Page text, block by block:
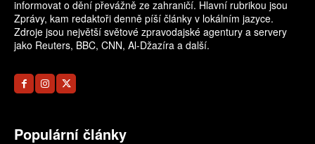
informovat o dění převážně ze zahraničí. Hlavní rubrikou jsou
Zprávy, kam redaktoři denně píší články v lokálním jazyce.
Zdroje jsou největší světové zpravodajské agentury a servery
jako Reuters, BBC, CNN, Al-Džazíra a další.
Populární články